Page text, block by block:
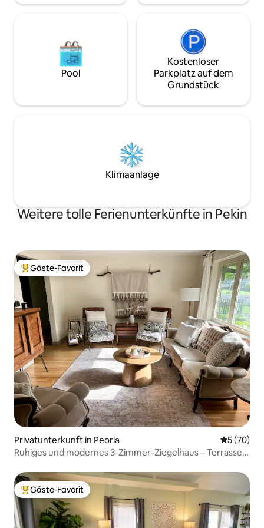
hinten, die Gäste
Pool
Kostenloser
Parkplatz auf dem
Grundstück
Klimaanlage
Weitere tolle Ferienunterkünfte in Pekin
Beliebter Gäste-Favorit.
Gäste-Favorit
Privatunterkunft in Peoria
5 (70)
Ruhiges und modernes 3-Zimmer-Ziegelhaus – Terrasse
Beliebter Gäste-Favorit.
Gäste-Favorit